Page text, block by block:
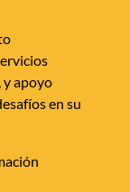
y apoyo
en su